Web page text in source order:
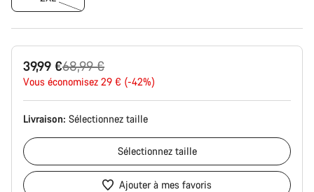
39,99 €
Prix
d’origine
68,99 €
Vous économisez 29 € (-42%)
Livraison: Sélectionnez taille
Sélectionnez taille
Ajouter à mes favoris